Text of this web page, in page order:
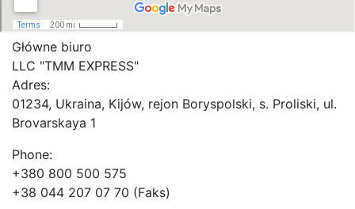
Główne biuro
LLC "ТММ EXPRESS"
Adres:
01234, Ukraina, Kijów, rejon Boryspolski, s. Proliski, ul.
Brovarskaya 1
Phone:
+380 800 500 575
+38 044 207 07 70 (Faks)